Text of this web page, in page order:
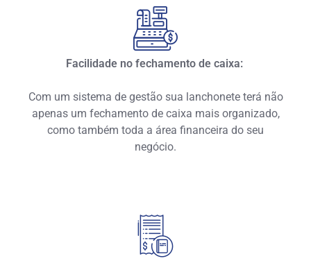
Facilidade no fechamento de caixa:
Com um sistema de gestão sua lanchonete terá não
apenas um fechamento de caixa mais organizado,
como também toda a área financeira do seu
negócio.